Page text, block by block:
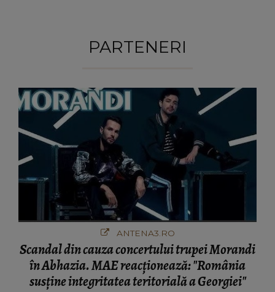
PARTENERI
ANTENA3.RO
Scandal din cauza concertului trupei Morandi
în Abhazia. MAE reacționează: "România
susține integritatea teritorială a Georgiei"